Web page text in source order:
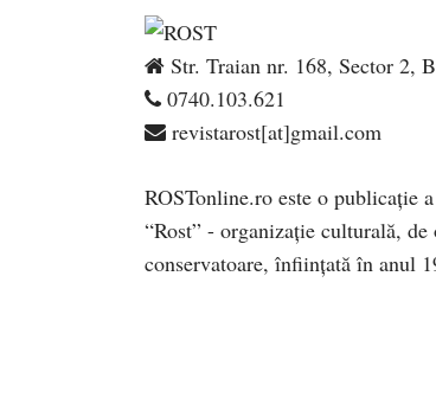
Str. Traian nr. 168, Sector 2,
0740.103.621
revistarost[at]gmail.com
ROSTonline.ro este o publicaţie
“Rost” - organizaţie culturală, de
conservatoare, înfiinţată în anul